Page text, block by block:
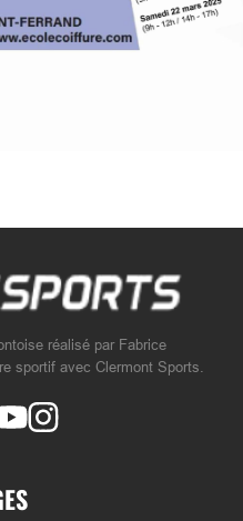
réalisé par Fabrice
sportif avec Clermont Sports.